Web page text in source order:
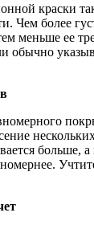
краски
Чем более
меньше ее
обычно
больше,